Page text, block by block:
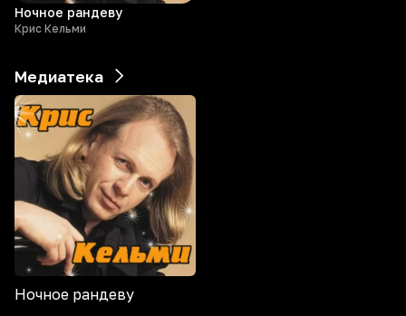
Ночное рандеву
Крис Кельми
Медиатека
Ночное рандеву